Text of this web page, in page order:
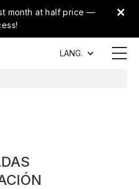
month at half price —
LANG.